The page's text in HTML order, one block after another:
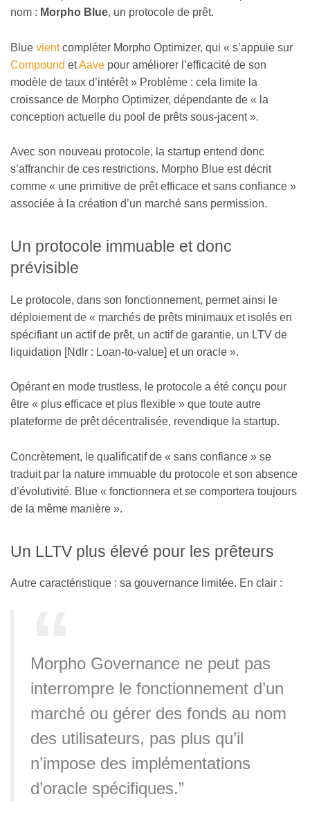
nom : Morpho Blue, un protocole de prêt.
Blue vientcompléter Morpho Optimizer, qui « s’appuie sur
Compound etAave pour améliorer l’efficacité de son
modèle de taux d’intérêt » Problème : cela limite la
croissance de Morpho Optimizer, dépendante de « la
conception actuelle du pool de prêts sous-jacent ».
Avec son nouveau protocole, la startup entend donc
s’affranchir de ces restrictions. Morpho Blue est décrit
comme « une primitive de prêt efficace et sans confiance »
associée à la création d’un marché sans permission.
Un protocole immuable et donc
prévisible
Le protocole, dans son fonctionnement, permet ainsi le
déploiement de « marchés de prêts minimaux et isolés en
spécifiant un actif de prêt, un actif de garantie, un LTV de
liquidation [Ndlr : Loan-to-value] et un oracle ».
Opérant en mode trustless, le protocole a été conçu pour
être « plus efficace et plus flexible » que toute autre
plateforme de prêt décentralisée, revendique la startup.
Concrètement, le qualificatif de « sans confiance » se
traduit par la nature immuable du protocole et son absence
d’évolutivité. Blue « fonctionnera et se comportera toujours
de la même manière ».
Un LLTV plus élevé pour les prêteurs
Autre caractéristique : sa gouvernance limitée. En clair :
Morpho Governance ne peut pas
interrompre le fonctionnement d’un
marché ou gérer des fonds au nom
des utilisateurs, pas plus qu’il
n’impose des implémentations
d’oracle spécifiques.”